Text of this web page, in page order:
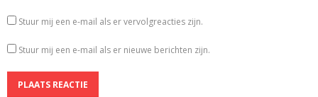
Stuur mij een e-mail als er vervolgreacties zijn.
Stuur mij een e-mail als er nieuwe berichten zijn.